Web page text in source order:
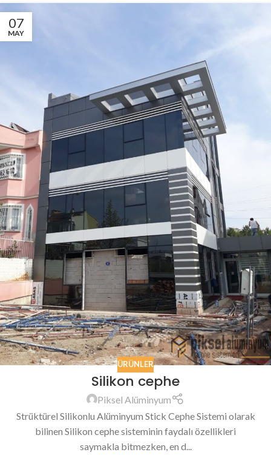
07
MAY
ÜRÜNLER
Silikon cephe
Piksel Alüminyum
Strüktürel Silikonlu Alüminyum Stick Cephe Sistemi olarak
bilinen Silikon cephe sisteminin faydalı özellikleri
saymakla bitmezken, en d...